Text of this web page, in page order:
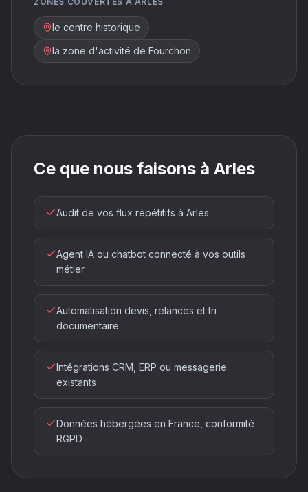
le centre historique
la zone d'activité de Fourchon
Ce que nous faisons à Arles
Audit de vos flux répétitifs à Arles
Agent IA ou chatbot connecté à vos outils
métier
Automatisation devis, relances et tri
documentaire
Intégrations CRM, ERP ou messagerie
existants
Données hébergées en France, conformité
RGPD